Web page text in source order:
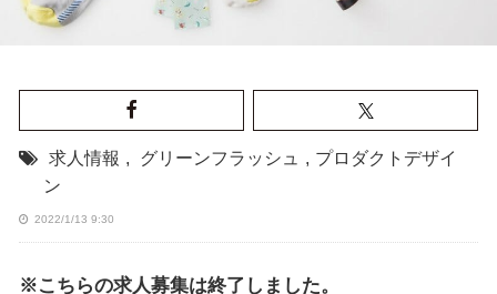
求人情報 , グリーンフラッシュ , プロダクトデザイ
ン
2022/1/13 9:30
※こちらの求人募集は終了しました。